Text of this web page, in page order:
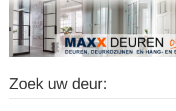
Zoek uw deur: